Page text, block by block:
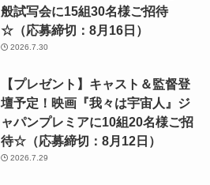
般試写会に15組30名様ご招待
☆（応募締切：8月16日）
2026.7.30
【プレゼント】キャスト＆監督登
壇予定！映画『我々は宇宙人』ジ
ャパンプレミアに10組20名様ご招
待☆（応募締切：8月12日）
2026.7.29